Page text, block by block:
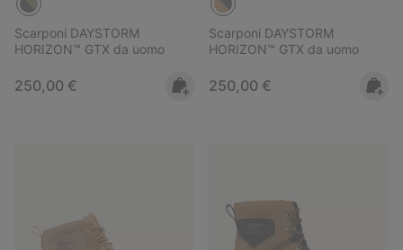
Scarponi DAYSTORM
HORIZON™ GTX da uomo
Regular price:
250,00 €
Scarponi DAYSTORM
HORIZON™ GTX da uomo
Regular price:
250,00 €